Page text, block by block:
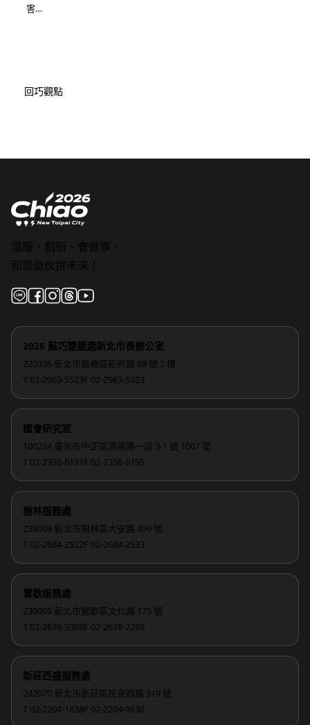
害…
回巧觀點
溫暖、創新、會做事，
和您做伙拚未來！
2026 蘇巧慧競選新北市長辦公室
220335 新北市板橋區新府路 88 號 2 樓
T 02-2963-5523F 02-2963-5323
國會研究室
100224 臺北市中正區濟南路一段 3-1 號 1007 室
T 02-2358-6191 F 02-2358-6195
樹林服務處
238009 新北市樹林區大安路 499 號
T 02-2684-2522F 02-2684-2533
鶯歌服務處
239005 新北市鶯歌區文化路 175 號
T 02-2678-3368F 02-2678-2268
新莊西盛服務處
242070 新北市新莊區民安西路 319 號
T 02-2204-1638F 02-2204-9636